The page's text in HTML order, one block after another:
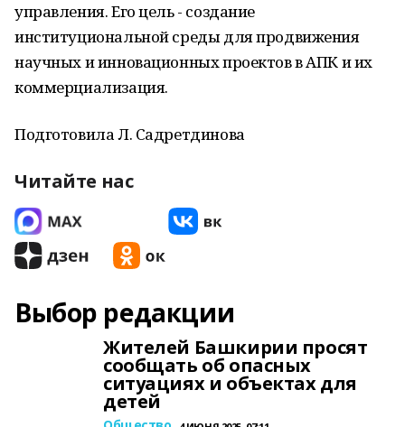
управления. Его цель - создание
институциональной среды для продвижения
научных и инновационных проектов в АПК и их
коммерциализация.
Подготовила Л. Садретдинова
Читайте нас
Выбор редакции
Жителей Башкирии просят
сообщать об опасных
ситуациях и объектах для
детей